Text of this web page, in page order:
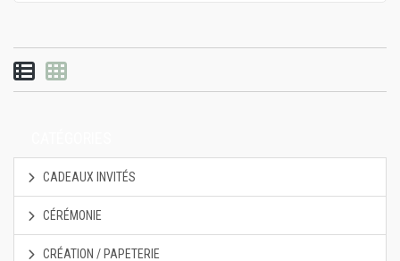
Vue par liste
Vue par grille
CADEAUX INVITÉS
CÉRÉMONIE
CRÉATION / PAPETERIE